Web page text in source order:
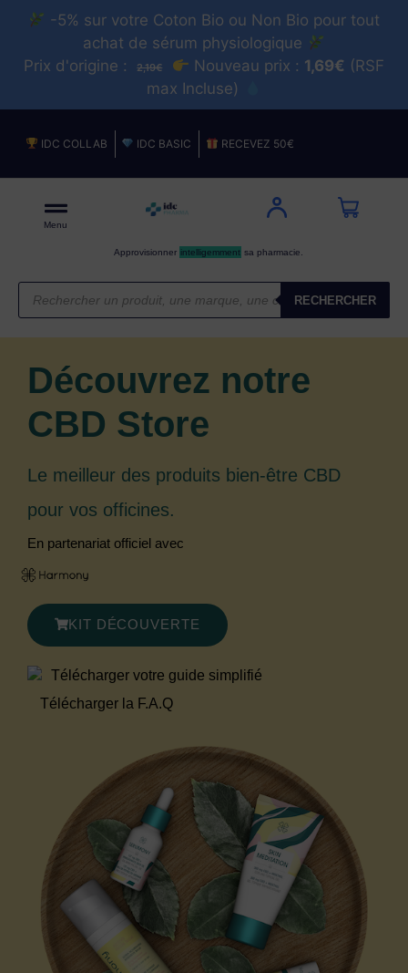
-5% sur votre Coton Bio ou Non Bio pour tout
achat de sérum physiologique
Prix d'origine :
2,19€ Nouveau prix : 1,69€ (RSF
max Incluse)
IDC COLLAB IDC BASIC RECEVEZ 50€
Menu
Approvisionner intelligemment sa pharmacie.
RECHERCHER
Découvrez notre
CBD Store
Le meilleur des produits bien-être CBD
pour vos officines.
En partenariat officiel avec
KIT DÉCOUVERTE
Télécharger votre guide simplifié
Télécharger la F.A.Q